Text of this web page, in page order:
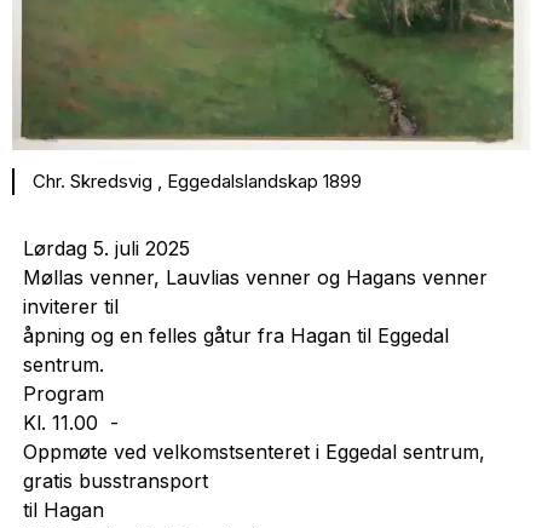
Chr. Skredsvig , Eggedalslandskap 1899
Lørdag 5. juli 2025
Møllas venner, Lauvlias venner og Hagans venner
inviterer til
åpning og en felles gåtur fra Hagan til Eggedal
sentrum.
Program
Kl. 11.00 -
Oppmøte ved velkomstsenteret i Eggedal sentrum,
gratis busstransport
til Hagan